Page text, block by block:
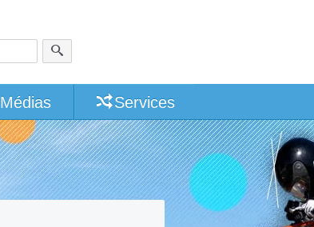
Médias Services